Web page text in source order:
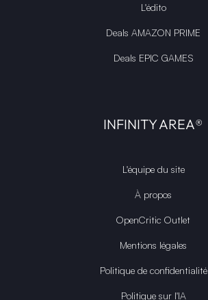
L'édito
Deals AMAZON PRIME
Deals EPIC GAMES
INFINITY AREA®
L'équipe du site
À propos
OpenCritic Outlet
Mentions légales
Politique de confidentialité
Politique sur l'IA